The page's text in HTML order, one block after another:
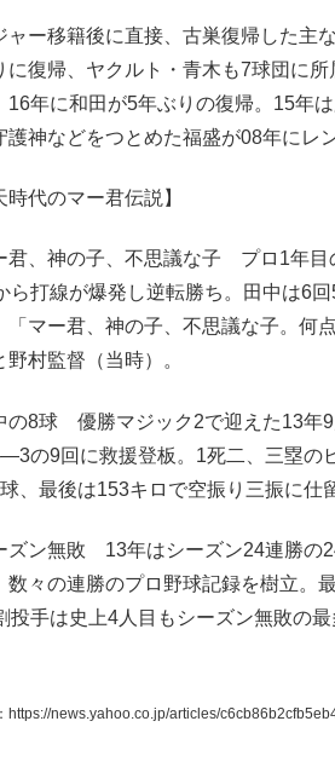
ー移籍後に直接、古巣復帰した主
に復帰、ヤクルト・青木も7球団に
16年に和田が5年ぶりの復帰。15年
護神などをつとめた福盛が08年にレ
時代のマー君伝説】
、神の子、不思議な子 プロ1年目
打線が爆発し逆転勝ち。田中は6
「マー君、神の子、不思議な子。何
野村監督（当時）。
8球 優勝マジック2で迎えた13年9
の9回に救援登板。1死二、三塁の
、最後は153キロで空振り三振に仕
ン無敗 13年はシーズン24連勝の
数々の連勝のプロ野球記録を樹立。
投手は史上4人目もシーズン無敗の
https://news.yahoo.co.jp/articles/